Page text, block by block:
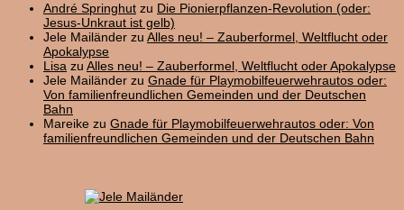
André Springhut zu Die Pionierpflanzen-Revolution (oder:
Jesus-Unkraut ist gelb)
Jele Mailänder zu Alles neu! – Zauberformel, Weltflucht oder
Apokalypse
Lisa zu Alles neu! – Zauberformel, Weltflucht oder Apokalypse
Jele Mailänder zu Gnade für Playmobilfeuerwehrautos oder:
Von familienfreundlichen Gemeinden und der Deutschen
Bahn
Mareike zu Gnade für Playmobilfeuerwehrautos oder: Von
familienfreundlichen Gemeinden und der Deutschen Bahn